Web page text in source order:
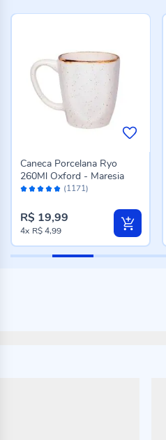
Avaliação: (1171)
Caneca Porcelana Ryo
260Ml Oxford - Maresia
R$ 19,99
4x R$ 4,99